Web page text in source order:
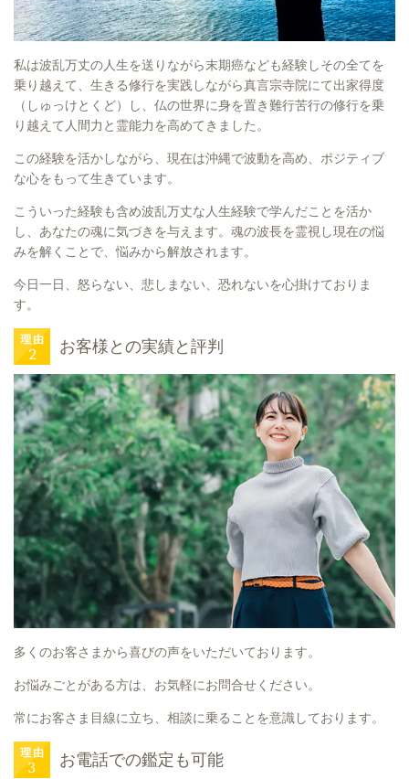
私は波乱万丈の人生を送りながら末期癌なども経験しその全てを
乗り越えて、生きる修行を実践しながら真言宗寺院にて出家得度
（しゅっけとくど）し、仏の世界に身を置き難行苦行の修行を乗
り越えて人間力と霊能力を高めてきました。
この経験を活かしながら、現在は沖縄で波動を高め、ポジティブ
な心をもって生きています。
こういった経験も含め波乱万丈な人生経験で学んだことを活か
し、あなたの魂に気づきを与えます。魂の波長を霊視し現在の悩
みを解くことで、悩みから解放されます。
今日一日、怒らない、悲しまない、恐れないを心掛けておりま
す。
お客様との実績と評判
多くのお客さまから喜びの声をいただいております。
お悩みごとがある方は、お気軽にお問合せください。
常にお客さま目線に立ち、相談に乗ることを意識しております。
お電話での鑑定も可能